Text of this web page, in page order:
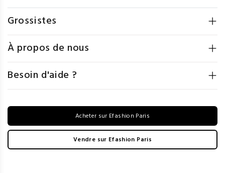
Grossistes
À propos de nous
Besoin d'aide ?
Acheter sur Efashion Paris
Vendre sur Efashion Paris